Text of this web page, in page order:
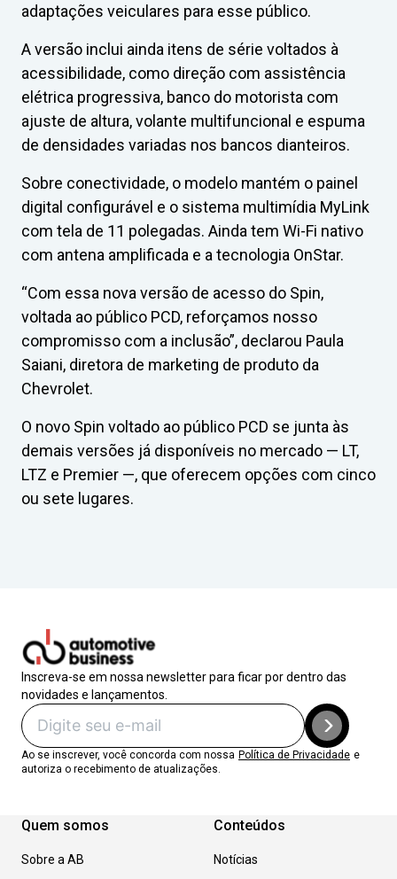
adaptações veiculares para esse público.
A versão inclui ainda itens de série voltados à
acessibilidade, como direção com assistência
elétrica progressiva, banco do motorista com
ajuste de altura, volante multifuncional e espuma
de densidades variadas nos bancos dianteiros.
Sobre conectividade, o modelo mantém o painel
digital configurável e o sistema multimídia MyLink
com tela de 11 polegadas. Ainda tem Wi-Fi nativo
com antena amplificada e a tecnologia OnStar.
“Com essa nova versão de acesso do Spin,
voltada ao público PCD, reforçamos nosso
compromisso com a inclusão”, declarou Paula
Saiani, diretora de marketing de produto da
Chevrolet.
O novo Spin voltado ao público PCD se junta às
demais versões já disponíveis no mercado — LT,
LTZ e Premier —, que oferecem opções com cinco
ou sete lugares.
Inscreva-se em nossa newsletter para ficar por dentro das
novidades e lançamentos.
Ao se inscrever, você concorda com nossa Política de Privacidade e
autoriza o recebimento de atualizações.
Quem somos
Sobre a AB
Conteúdos
Notícias